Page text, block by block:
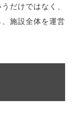
だけではなく、
施設全体を運営